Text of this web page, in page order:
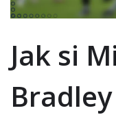
Jak si